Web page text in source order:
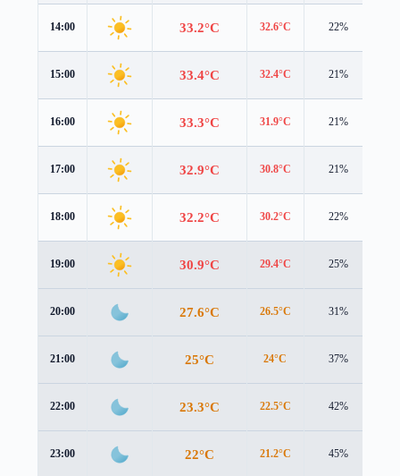
14:00 33.2°C 32.6°C 22%
15:00 33.4°C 32.4°C 21%
16:00 33.3°C 31.9°C 21%
17:00 32.9°C 30.8°C 21%
18:00 32.2°C 30.2°C 22%
19:00 30.9°C 29.4°C 25%
20:00 27.6°C 26.5°C 31%
21:00 25°C 24°C 37%
22:00 23.3°C 22.5°C 42%
23:00 22°C 21.2°C 45%